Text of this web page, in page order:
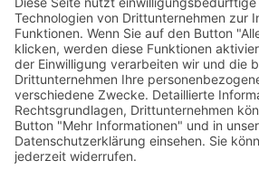
KONTAKT IMPRESSUM
ERKLÄRUNG ZUR BARRIEREFREIHEIT
COOKIE-EINSTELLUNGEN